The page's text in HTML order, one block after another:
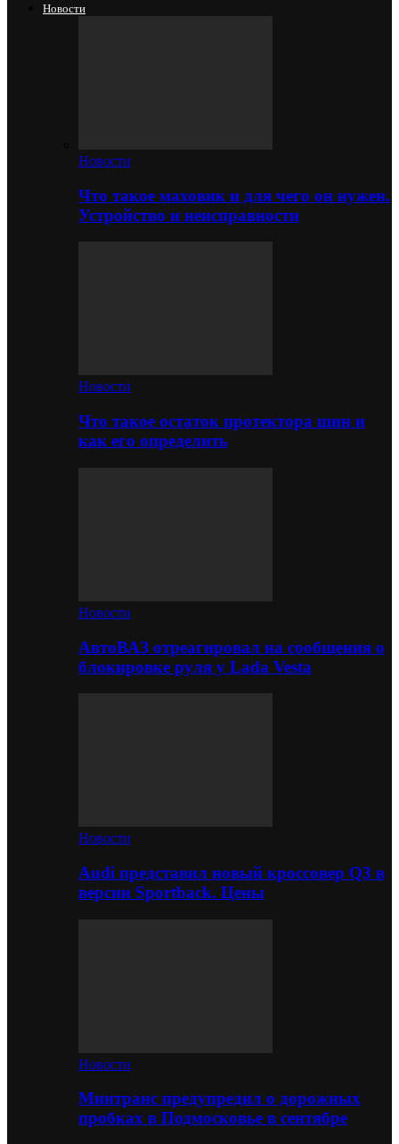
Новости
Новости
Что такое маховик и для чего он нужен.
Устройство и неисправности
Новости
Что такое остаток протектора шин и
как его определить
Новости
АвтоВАЗ отреагировал на сообщения о
блокировке руля у Lada Vesta
Новости
Audi представил новый кроссовер Q3 в
версии Sportback. Цены
Новости
Минтранс предупредил о дорожных
пробках в Подмосковье в сентябре